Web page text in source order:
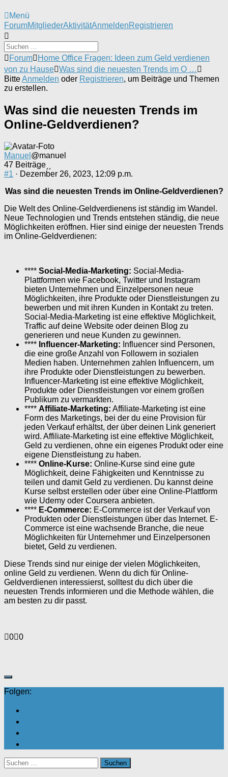
Menü
Forum-
Navigation
ForumMitgliederAktivitätAnmeldenRegistrieren
Forum-
Breadcrumbs
-
Du
bist
Forum
Home Office Fragen: Ideen zum Geld verdienen
von zu Hause Was sind die neuesten Trends im O …
BitteAnmelden oder Registrieren, um Beiträge und Themen
zu erstellen.
Was sind die neuesten Trends im
Online-Geldverdienen?
Manuel @manuel
47 Beiträge
#1 · Dezember 26, 2023, 12:09 p.m.
Was sind die neuesten Trends im Online-Geldverdienen?
Die Welt des Online-Geldverdienens ist ständig im Wandel.
Neue Technologien und Trends entstehen ständig, die neue
Möglichkeiten eröffnen. Hier sind einige der neuesten Trends
im Online-Geldverdienen:
**** Social-Media-Marketing: Social-Media-
Plattformen wie Facebook, Twitter und Instagram
bieten Unternehmen und Einzelpersonen neue
Möglichkeiten, ihre Produkte oder Dienstleistungen zu
bewerben und mit ihren Kunden in Kontakt zu treten.
Social-Media-Marketing ist eine effektive Möglichkeit,
Traffic auf deine Website oder deinen Blog zu
generieren und neue Kunden zu gewinnen.
**** Influencer-Marketing: Influencer sind Personen,
die eine große Anzahl von Followern in sozialen
Medien haben. Unternehmen zahlen Influencern, um
ihre Produkte oder Dienstleistungen zu bewerben.
Influencer-Marketing ist eine effektive Möglichkeit,
Produkte oder Dienstleistungen vor einem großen
Publikum zu vermarkten.
**** Affiliate-Marketing: Affiliate-Marketing ist eine
Form des Marketings, bei der du eine Provision für
jeden Verkauf erhältst, der über deinen Link generiert
wird. Affiliate-Marketing ist eine effektive Möglichkeit,
Geld zu verdienen, ohne ein eigenes Produkt oder eine
eigene Dienstleistung zu haben.
**** Online-Kurse: Online-Kurse sind eine gute
Möglichkeit, deine Fähigkeiten und Kenntnisse zu
teilen und damit Geld zu verdienen. Du kannst deine
Kurse selbst erstellen oder über eine Online-Plattform
wie Udemy oder Coursera anbieten.
**** E-Commerce: E-Commerce ist der Verkauf von
Produkten oder Dienstleistungen über das Internet. E-
Commerce ist eine wachsende Branche, die neue
Möglichkeiten für Unternehmer und Einzelpersonen
bietet, Geld zu verdienen.
Diese Trends sind nur einige der vielen Möglichkeiten,
online Geld zu verdienen. Wenn du dich für Online-
Geldverdienen interessierst, solltest du dich über die
neuesten Trends informieren und die Methode wählen, die
am besten zu dir passt.
Anklicken
0 Anklicken
0
Folgen:
Suchen
nach: